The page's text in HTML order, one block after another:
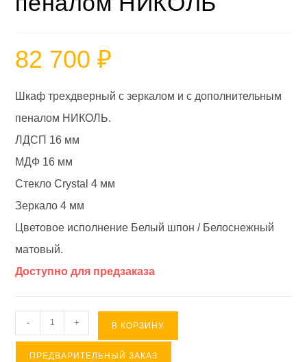
82 700₽
Шкаф трехдверный с зеркалом и с дополнительным
пеналом НИКОЛЬ.
ЛДСП 16 мм
МДФ 16 мм
Стекло Crystal 4 мм
Зеркало 4 мм
Цветовое исполнение Белый шпон / Белоснежный
матовый.
Доступно для предзаказа
Количество
товара
Шкаф
- + В КОРЗИНУ
ПРЕДВАРИТЕЛЬНЫЙ ЗАКАЗ